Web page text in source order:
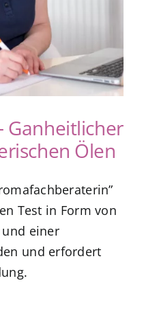
Ganheitlicher
Ölen
Test in Form von
und einer
und erfordert